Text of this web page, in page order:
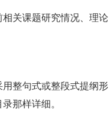
关课题研究情况、理论
整句式或整段式提纲形
那样详细。